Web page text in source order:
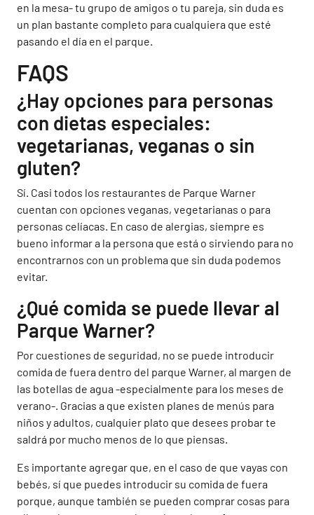
en la mesa- tu grupo de amigos o tu pareja, sin duda es
un plan bastante completo para cualquiera que esté
pasando el día en el parque.
FAQS
¿Hay opciones para personas
con dietas especiales:
vegetarianas, veganas o sin
gluten?
Sí. Casi todos los restaurantes de Parque Warner
cuentan con opciones veganas, vegetarianas o para
personas celíacas. En caso de alergias, siempre es
bueno informar a la persona que está o sirviendo para no
encontrarnos con un problema que sin duda podemos
evitar.
¿Qué comida se puede llevar al
Parque Warner?
Por cuestiones de seguridad, no se puede introducir
comida de fuera dentro del parque Warner, al margen de
las botellas de agua -especialmente para los meses de
verano-. Gracias a que existen planes de menús para
niños y adultos, cualquier plato que desees probar te
saldrá por mucho menos de lo que piensas.
Es importante agregar que, en el caso de que vayas con
bebés, sí que puedes introducir su comida de fuera
porque, aunque también se pueden comprar cosas para